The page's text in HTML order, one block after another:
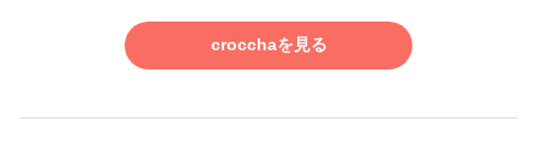
crocchaを見る